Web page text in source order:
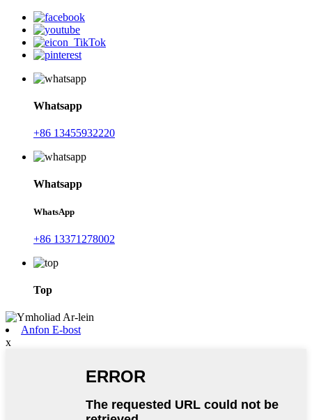
Whatsapp
+86 13455932220
Whatsapp
WhatsApp
+86 13371278002
Top
Anfon E-bost
x